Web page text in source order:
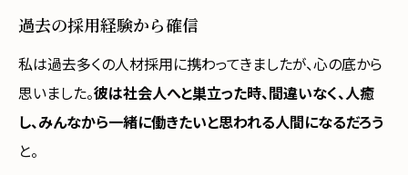
過去の採用経験から確信
私は過去多くの人材採用に携わってきましたが、心の底から
思いました。彼は社会人へと巣立った時、間違いなく、人癒
し、みんなから一緒に働きたいと思われる人間になるだろう
と。